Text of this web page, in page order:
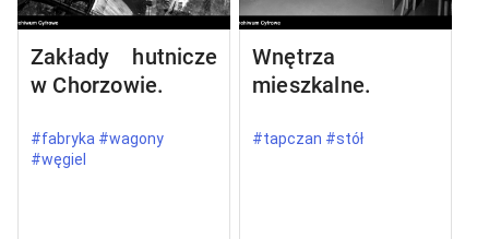
Zakłady hutnicze
w Chorzowie.
#fabryka #wagony
#węgiel
Wnętrza
mieszkalne.
#tapczan #stół